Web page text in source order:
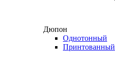
Дюпон
Однотонный
Принтованный